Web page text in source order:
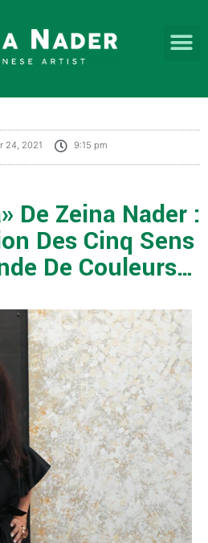
24, 2021 9:15 pm
De Zeina Nader :
Des Cinq Sens
De Couleurs…